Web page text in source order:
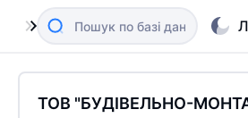
ТОВ "БУДІВЕЛЬНО-